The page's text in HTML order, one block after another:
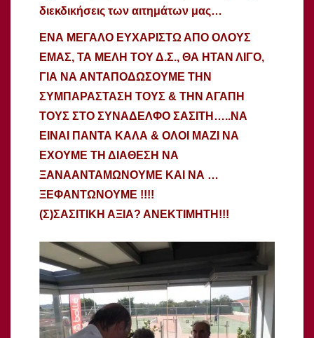
διεκδικήσεις των αιτημάτων μας…
ΕΝΑ ΜΕΓΑΛΟ ΕΥΧΑΡΙΣΤΩ ΑΠΟ ΟΛΟΥΣ
ΕΜΑΣ, ΤΑ ΜΕΛΗ ΤΟΥ Δ.Σ., ΘΑ ΗΤΑΝ ΛΙΓΟ,
ΓΙΑ ΝΑ ΑΝΤΑΠΟΔΩΣΟΥΜΕ ΤΗΝ
ΣΥΜΠΑΡΑΣΤΑΣΗ ΤΟΥΣ & ΤΗΝ ΑΓΑΠΗ
ΤΟΥΣ ΣΤΟ ΣΥΝΑΔΕΛΦΟ ΣΑΣΙΤΗ…..ΝΑ
ΕΙΝΑΙ ΠΑΝΤΑ ΚΑΛΑ & ΟΛΟΙ ΜΑΖΙ ΝΑ
ΕΧΟΥΜΕ ΤΗ ΔΙΑΘΕΣΗ ΝΑ
ΞΑΝΑΑΝΤΑΜΩΝΟΥΜΕ ΚΑΙ ΝΑ …
ΞΕΦΑΝΤΩΝΟΥΜΕ !!!!
(Σ)ΣΑΣΙΤΙΚΗ ΑΞΙΑ? ΑΝΕΚΤΙΜΗΤΗ!!!